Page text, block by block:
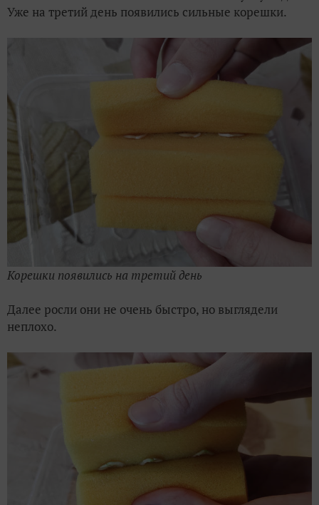
Уже на третий день появились сильные корешки.
Корешки появились на третий день
Далее росли они не очень быстро, но выглядели
неплохо.